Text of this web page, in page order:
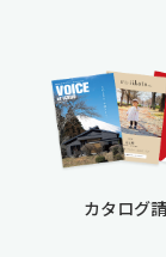
カタログ